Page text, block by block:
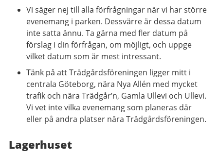
Vi säger nej till alla förfrågningar när vi har större
evenemang i parken. Dessvärre är dessa datum
inte satta ännu. Ta gärna med fler datum på
förslag i din förfrågan, om möjligt, och uppge
vilket datum som är mest intressant.
Tänk på att Trädgårdsföreningen ligger mitt i
centrala Göteborg, nära Nya Allén med mycket
trafik och nära Trädgår’n, Gamla Ullevi och Ullevi.
Vi vet inte vilka evenemang som planeras där
eller på andra platser nära Trädgårdsföreningen.
Lagerhuset